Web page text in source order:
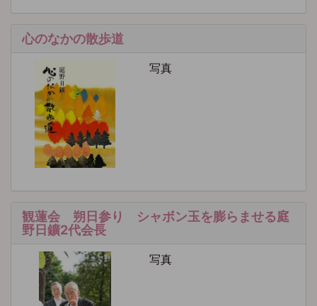
心のなかの散歩道
写真
観蓮会 朔日参り シャボン玉を膨らませる庭
野日鑛2代会長
写真